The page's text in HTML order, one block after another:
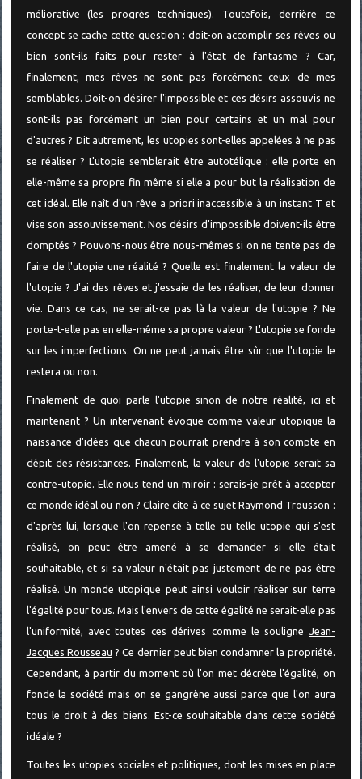
méliorative (les progrès techniques). Toutefois, derrière ce
concept se cache cette question : doit-on accomplir ses rêves ou
bien sont-ils faits pour rester à l'état de fantasme ? Car,
finalement, mes rêves ne sont pas forcément ceux de mes
semblables. Doit-on désirer l'impossible et ces désirs assouvis ne
sont-ils pas forcément un bien pour certains et un mal pour
d'autres ? Dit autrement, les utopies sont-elles appelées à ne pas
se réaliser ? L'utopie semblerait être autotélique : elle porte en
elle-même sa propre fin même si elle a pour but la réalisation de
cet idéal. Elle naît d'un rêve a priori inaccessible à un instant T et
vise son assouvissement. Nos désirs d'impossible doivent-ils être
domptés ? Pouvons-nous être nous-mêmes si on ne tente pas de
faire de l'utopie une réalité ? Quelle est finalement la valeur de
l'utopie ? J'ai des rêves et j'essaie de les réaliser, de leur donner
vie. Dans ce cas, ne serait-ce pas là la valeur de l'utopie ? Ne
porte-t-elle pas en elle-même sa propre valeur ? L'utopie se fonde
sur les imperfections. On ne peut jamais être sûr que l'utopie le
restera ou non.
Finalement de quoi parle l'utopie sinon de notre réalité, ici et
maintenant ? Un intervenant évoque comme valeur utopique la
naissance d'idées que chacun pourrait prendre à son compte en
dépit des résistances. Finalement, la valeur de l'utopie serait sa
contre-utopie. Elle nous tend un miroir : serais-je prêt à accepter
ce monde idéal ou non ? Claire cite à ce sujetRaymond Trousson :
d'après lui, lorsque l'on repense à telle ou telle utopie qui s'est
réalisé, on peut être amené à se demander si elle était
souhaitable, et si sa valeur n'était pas justement de ne pas être
réalisé. Un monde utopique peut ainsi vouloir réaliser sur terre
l'égalité pour tous. Mais l'envers de cette égalité ne serait-elle pas
l'uniformité, avec toutes ces dérives comme le souligne Jean-
Jacques Rousseau ? Ce dernier peut bien condamner la propriété.
Cependant, à partir du moment où l'on met décrète l'égalité, on
fonde la société mais on se gangrène aussi parce que l'on aura
tous le droit à des biens. Est-ce souhaitable dans cette société
idéale ?
Toutes les utopies sociales et politiques, dont les mises en place